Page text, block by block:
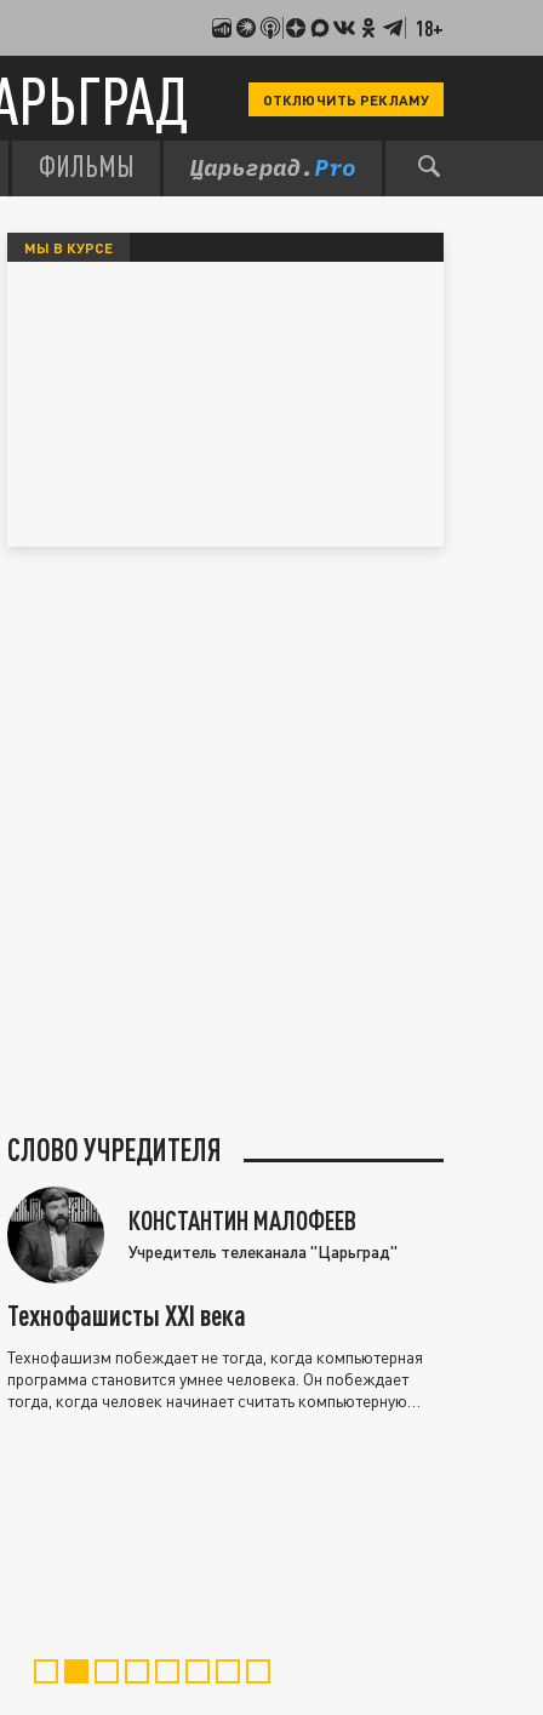
18+
ОТКЛЮЧИТЬ РЕКЛАМУ
ФИЛЬМЫ
МЫ В КУРСЕ
СЛОВО УЧРЕДИТЕЛЯ
КОНСТАНТИН МАЛОФЕЕВ
Учредитель телеканала "Царьград"
Технофашисты XXI века
Технофашизм побеждает не тогда, когда компьютерная
программа становится умнее человека. Он побеждает
тогда, когда человек начинает считать компьютерную